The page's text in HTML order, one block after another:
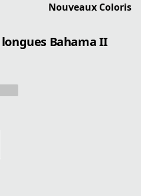
Nouveaux Coloris
Bahama II